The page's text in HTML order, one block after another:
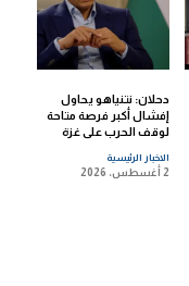
دحلان: نتنياهو يحاول
إفشال أكبر فرصة متاحة
لوقف الحرب على غزة
الاخبار الرئيسية
2 أغسطس، 2026